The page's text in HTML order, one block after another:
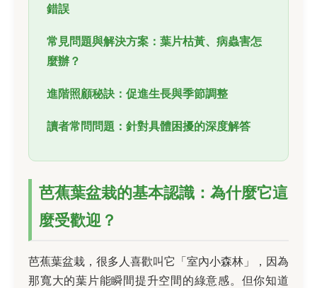
錯誤
常見問題與解決方案：葉片枯黃、病蟲害怎
麼辦？
進階照顧秘訣：促進生長與季節調整
讀者常問問題：針對具體困擾的深度解答
芭蕉葉盆栽的基本認識：為什麼它這
麼受歡迎？
芭蕉葉盆栽，很多人喜歡叫它「室內小森林」，因為
那寬大的葉片能瞬間提升空間的綠意感。但你知道